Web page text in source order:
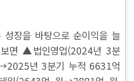
장을 바탕으로 순이익을 늘
보면 ▲법인영업(2024년 3분
년 3분기 누적 6631억